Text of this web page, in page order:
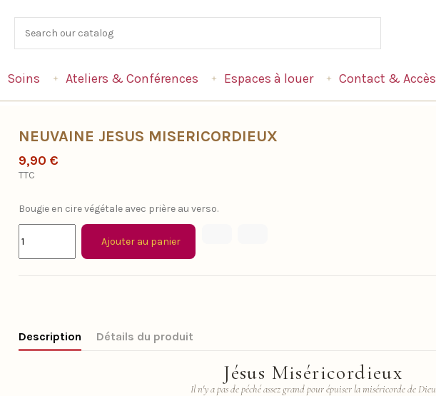
Soins Ateliers & Conférences Espaces à louer Contact & Accès
NEUVAINE JESUS MISERICORDIEUX
9,90 €
TTC
Bougie en cire végétale avec prière au verso.
Ajouter au panier
Description Détails du produit
Jésus Miséricordieux
Il n'y a pas de péché assez grand pour épuiser la miséricorde de Dieu